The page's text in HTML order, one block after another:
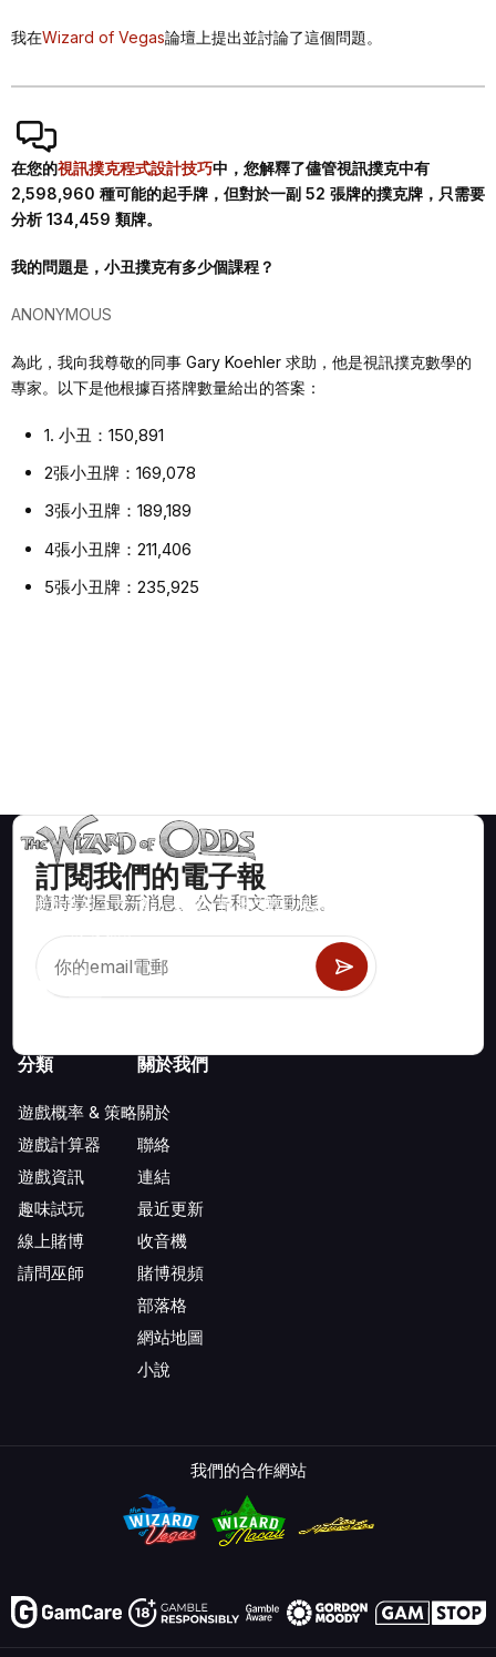
我在Wizard of Vegas論壇上提出並討論了這個問題。
在您的視訊撲克程式設計技巧中，您解釋了儘管視訊撲克中有
2,598,960 種可能的起手牌，但對於一副 52 張牌的撲克牌，只需要
分析 134,459 類牌。
我的問題是，小丑撲克有多少個課程？
ANONYMOUS
為此，我向我尊敬的同事 Gary Koehler 求助，他是視訊撲克數學的
專家。以下是他根據百搭牌數量給出的答案：
1. 小丑：150,891
2張小丑牌：169,078
3張小丑牌：189,189
4張小丑牌：211,406
5張小丑牌：235,925
訂閱我們的電子報
隨時掌握最新消息、公告和文章動態。
賭場遊戲如二十一點、骰寶、輪盤及數百種其他可玩遊戲的數學
分類
遊戲概率 & 策略
遊戲計算器
遊戲資訊
趣味試玩
線上賭博
請問巫師
關於我們
關於
聯絡
連結
最近更新
收音機
賭博視頻
部落格
網站地圖
小說
我們的合作網站